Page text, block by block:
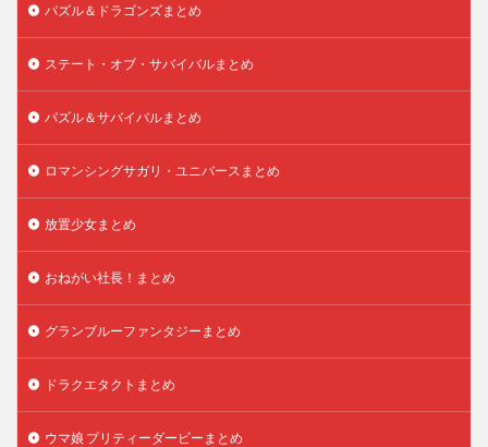
パズル＆ドラゴンズまとめ
ステート・オブ・サバイバルまとめ
パズル＆サバイバルまとめ
ロマンシングサガリ・ユニバースまとめ
放置少女まとめ
おねがい社長！まとめ
グランブルーファンタジーまとめ
ドラクエタクトまとめ
ウマ娘 プリティーダービーまとめ